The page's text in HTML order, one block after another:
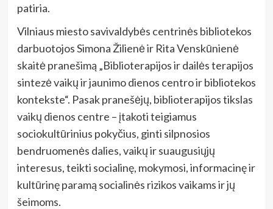
patiria.
Vilniaus miesto savivaldybės centrinės bibliotekos
darbuotojos Simona Žilienė ir Rita Venskūnienė
skaitė pranešimą „Biblioterapijos ir dailės terapijos
sintezė vaikų ir jaunimo dienos centro ir bibliotekos
kontekste“. Pasak pranešėjų, biblioterapijos tikslas
vaikų dienos centre – įtakoti teigiamus
sociokultūrinius pokyčius, ginti silpnosios
bendruomenės dalies, vaikų ir suaugusiųjų
interesus, teikti socialinę, mokymosi, informacinę ir
kultūrinę paramą socialinės rizikos vaikams ir jų
šeimoms.